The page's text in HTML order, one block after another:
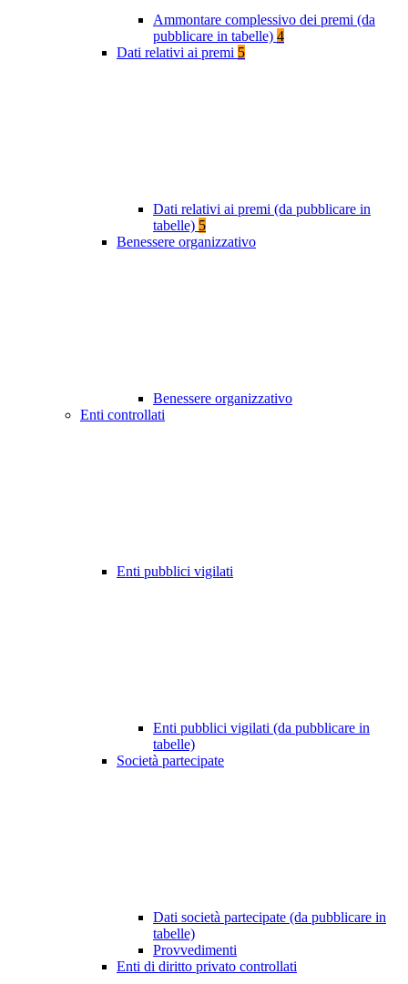
Ammontare complessivo dei premi (da
pubblicare in tabelle) 4
Dati relativi ai premi 5
Dati relativi ai premi (da pubblicare in
tabelle) 5
Benessere organizzativo
Benessere organizzativo
Enti controllati
Enti pubblici vigilati
Enti pubblici vigilati (da pubblicare in
tabelle)
Società partecipate
Dati società partecipate (da pubblicare in
tabelle)
Provvedimenti
Enti di diritto privato controllati